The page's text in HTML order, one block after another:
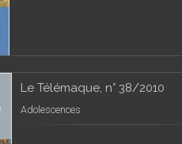
Le Télémaque, n° 38/2010
Adolescences